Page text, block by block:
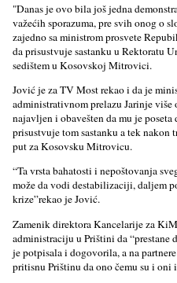
"Danas je ovo bila još jedna
važećih sporazuma, pre svih onog o
zajedno sa ministrom prosvete
da prisustvuje sastanku u Rektoratu
sedištem u Kosovskoj Mitrovici.
Jović je za TV Most rekao i da je
administrativnom prelazu Jarinje više
najavlјen i obavešten da mu je
prisustvuje tom sastanku a tek nakon
put za Kosovsku Mitrovicu.
“Ta vrsta bahatosti i nepoštovanja
može da vodi destabilizaciji, dalјem
krize”rekao je Jović.
Zamenik direktora Kancelarije za
administraciju u Prištini da “prestane
je potpisala i dogovorila, a na
pritisnu Prištinu da ono čemu su i